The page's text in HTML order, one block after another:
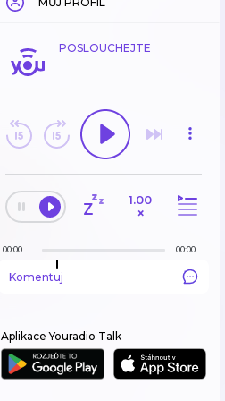
POSLOUCHEJTE
1.00
×
00:00 00:00
Komentuj
Aplikace Youradio Talk